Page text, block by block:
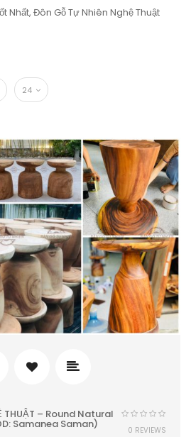
Nhất, Đôn Gỗ Tự Nhiên Nghệ Thuật
24
THUẬT – Round Natural
Samanea Saman) 0 REVIEWS